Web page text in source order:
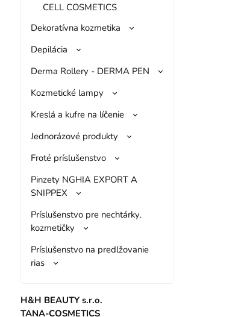
CELL COSMETICS
Dekoratívna kozmetika
Depilácia
Derma Rollery - DERMA PEN
Kozmetické lampy
Kreslá a kufre na líčenie
Jednorázové produkty
Froté príslušenstvo
Pinzety NGHIA EXPORT A
SNIPPEX
Príslušenstvo pre nechtárky,
kozmetičky
Príslušenstvo na predlžovanie
rias
H&H BEAUTY s.r.o.
TANA-COSMETICS